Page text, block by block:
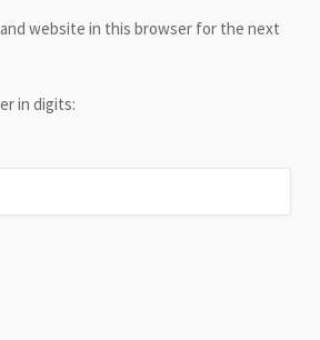
and website in this browser for the next
in digits: